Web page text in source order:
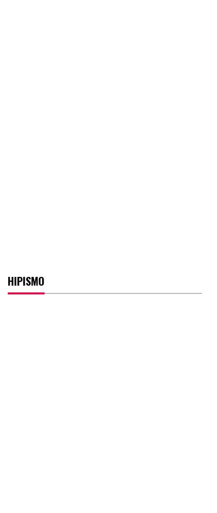
HIPISMO